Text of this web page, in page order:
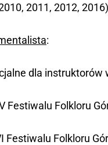
2011, 2012,
:
dla instruktorów
Festiwalu Folkloru
Festiwalu Folkloru